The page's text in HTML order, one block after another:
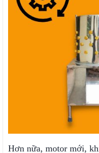
Hơn nữa, motor mới,